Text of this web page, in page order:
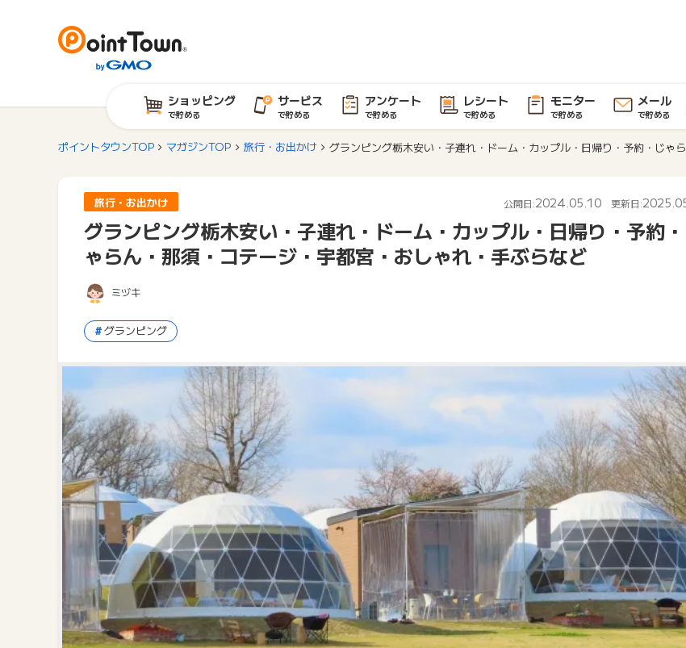
ショッピング
で貯める
サービス
で貯める
アンケート
で貯める
レシート
で貯める
モニター
で貯める
メール
で貯める
ポイントタウンTOP マガジンTOP 旅行・お出かけ グランピング栃木安い・子連れ・ドーム・カップル・日帰り・予約・じゃ
旅行・お出かけ 公開日:2024.05.10 更新日:
グランピング栃木安い・子連れ・ドーム・カップル・日帰り・予約
ゃらん・那須・コテージ・宇都宮・おしゃれ・手ぶらなど
ミヅキ
グランピング